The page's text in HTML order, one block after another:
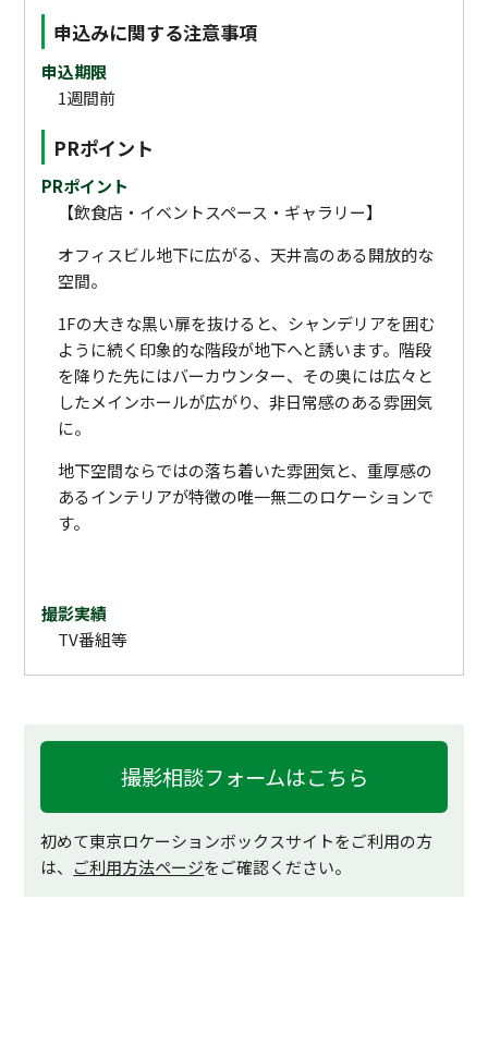
申込みに関する注意事項
申込期限
1週間前
PRポイント
PRポイント
【飲食店・イベントスペース・ギャラリー】
オフィスビル地下に広がる、天井高のある開放的な
空間。
1Fの大きな黒い扉を抜けると、シャンデリアを囲む
ように続く印象的な階段が地下へと誘います。階段
を降りた先にはバーカウンター、その奥には広々と
したメインホールが広がり、非日常感のある雰囲気
に。
地下空間ならではの落ち着いた雰囲気と、重厚感の
あるインテリアが特徴の唯一無二のロケーションで
す。
撮影実績
TV番組等
撮影相談フォームはこちら
初めて東京ロケーションボックスサイトをご利用の方
は、 ご利用方法ページをご確認ください。